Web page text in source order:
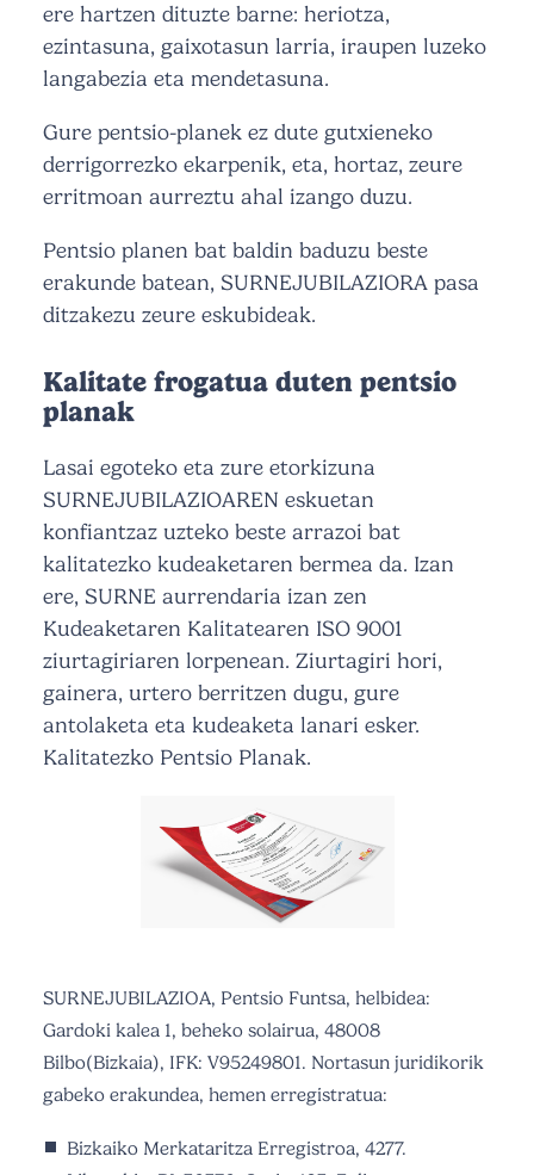
ere hartzen dituzte barne: heriotza,
ezintasuna, gaixotasun larria, iraupen luzeko
langabezia eta mendetasuna.
Gure pentsio-planek ez dute gutxieneko
derrigorrezko ekarpenik, eta, hortaz, zeure
erritmoan aurreztu ahal izango duzu.
Pentsio planen bat baldin baduzu beste
erakunde batean, SURNEJUBILAZIORA pasa
ditzakezu zeure eskubideak.
Kalitate frogatua duten pentsio
planak
Lasai egoteko eta zure etorkizuna
SURNEJUBILAZIOAREN eskuetan
konfiantzaz uzteko beste arrazoi bat
kalitatezko kudeaketaren bermea da. Izan
ere, SURNE aurrendaria izan zen
Kudeaketaren Kalitatearen ISO 9001
ziurtagiriaren lorpenean. Ziurtagiri hori,
gainera, urtero berritzen dugu, gure
antolaketa eta kudeaketa lanari esker.
Kalitatezko Pentsio Planak.
SURNEJUBILAZIOA, Pentsio Funtsa, helbidea:
Gardoki kalea 1, beheko solairua, 48008
Bilbo(Bizkaia), IFK: V95249801. Nortasun juridikorik
gabeko erakundea, hemen erregistratua:
Bizkaiko Merkataritza Erregistroa, 4277.